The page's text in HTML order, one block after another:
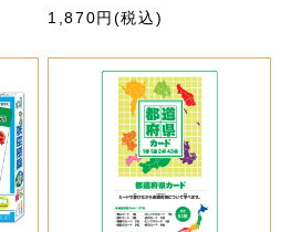
1,870円(税込)